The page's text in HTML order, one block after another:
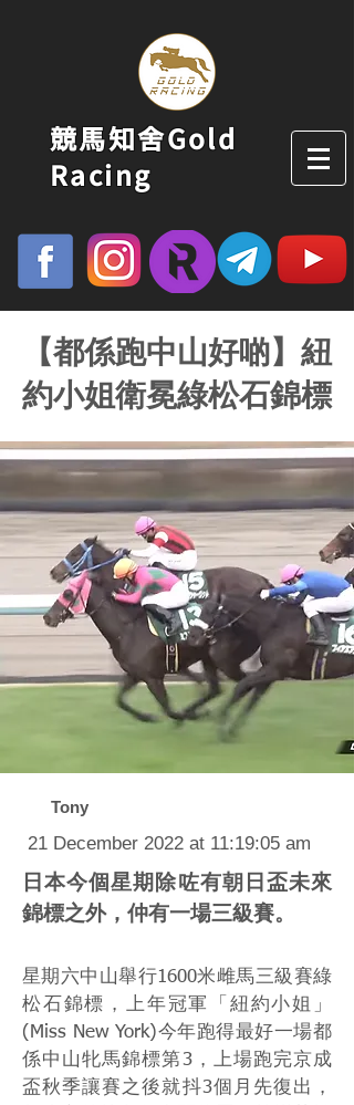
競馬知舍Gold
Racing
【都係跑中山好啲】紐
約小姐衛冕綠松石錦標
Tony
21 December 2022 at 11:19:05 am
日本今個星期除咗有朝日盃未來
錦標之外，仲有一場三級賽。
星期六中山舉行1600米雌馬三級賽綠
松石錦標，上年冠軍「紐約小姐」
(Miss New York)今年跑得最好一場都
係中山牝馬錦標第3，上場跑完京成
盃秋季讓賽之後就抖3個月先復出，